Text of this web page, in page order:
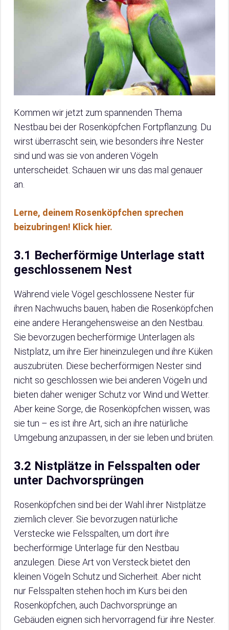
Kommen wir jetzt zum spannenden Thema
Nestbau bei der Rosenköpfchen Fortpflanzung. Du
wirst überrascht sein, wie besonders ihre Nester
sind und was sie von anderen Vögeln
unterscheidet. Schauen wir uns das mal genauer
an.
Lerne, deinem Rosenköpfchen sprechen
beizubringen! Klick hier.
3.1 Becherförmige Unterlage statt
geschlossenem Nest
Während viele Vögel geschlossene Nester für
ihren Nachwuchs bauen, haben die Rosenköpfchen
eine andere Herangehensweise an den Nestbau.
Sie bevorzugen becherförmige Unterlagen als
Nistplatz, um ihre Eier hineinzulegen und ihre Küken
auszubrüten. Diese becherförmigen Nester sind
nicht so geschlossen wie bei anderen Vögeln und
bieten daher weniger Schutz vor Wind und Wetter.
Aber keine Sorge, die Rosenköpfchen wissen, was
sie tun – es ist ihre Art, sich an ihre natürliche
Umgebung anzupassen, in der sie leben und brüten.
3.2 Nistplätze in Felsspalten oder
unter Dachvorsprüngen
Rosenköpfchen sind bei der Wahl ihrer Nistplätze
ziemlich clever. Sie bevorzugen natürliche
Verstecke wie Felsspalten, um dort ihre
becherförmige Unterlage für den Nestbau
anzulegen. Diese Art von Versteck bietet den
kleinen Vögeln Schutz und Sicherheit. Aber nicht
nur Felsspalten stehen hoch im Kurs bei den
Rosenköpfchen, auch Dachvorsprünge an
Gebäuden eignen sich hervorragend für ihre Nester.